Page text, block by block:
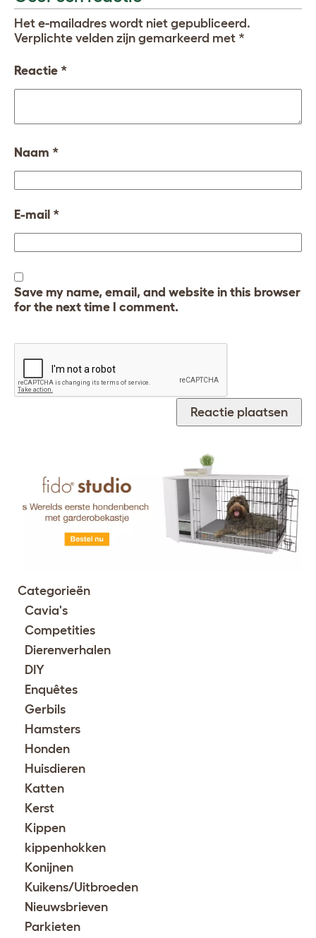
Het e-mailadres wordt niet gepubliceerd.
Verplichte velden zijn gemarkeerd met *
Reactie *
Naam *
E-mail *
Save my name, email, and website in this browser
for the next time I comment.
Categorieën
Cavia's
Competities
Dierenverhalen
DIY
Enquêtes
Gerbils
Hamsters
Honden
Huisdieren
Katten
Kerst
Kippen
kippenhokken
Konijnen
Kuikens/Uitbroeden
Nieuwsbrieven
Parkieten